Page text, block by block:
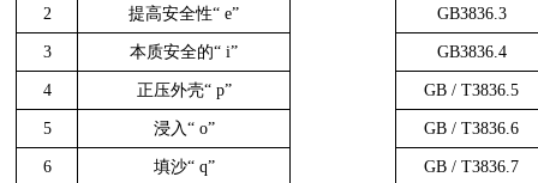
2 提高安全性“ e” GB3836.3
3 本质安全的“ i” GB3836.4
4 正压外壳“ p” GB / T3836.5
5 浸入 “ o” GB / T3836.6
6 填沙“ q” GB / T3836.7